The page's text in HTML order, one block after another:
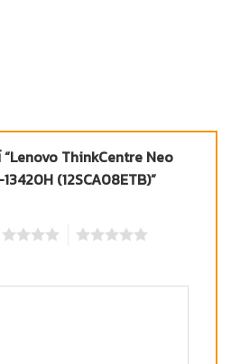
ThinkCentre Neo
(12SCA08ETB)”